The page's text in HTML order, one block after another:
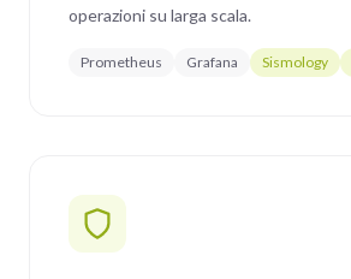
operazioni su larga scala.
Prometheus Grafana Sismology